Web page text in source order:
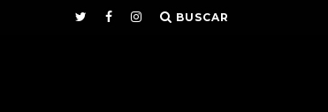
BUSCAR